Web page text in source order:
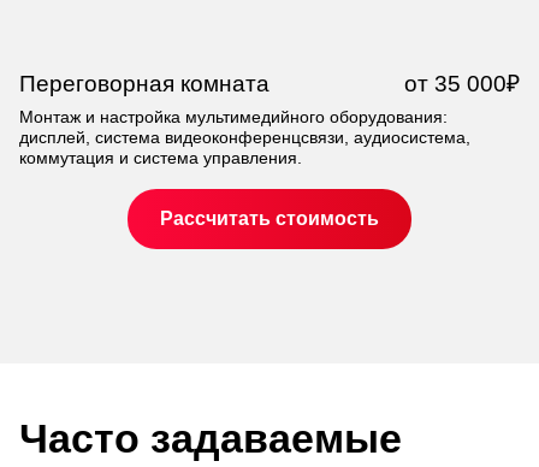
Переговорная комната от 35 000₽
Монтаж и настройка мультимедийного оборудования:
дисплей, система видеоконференцсвязи, аудиосистема,
коммутация и система управления.
Рассчитать стоимость
Часто задаваемые